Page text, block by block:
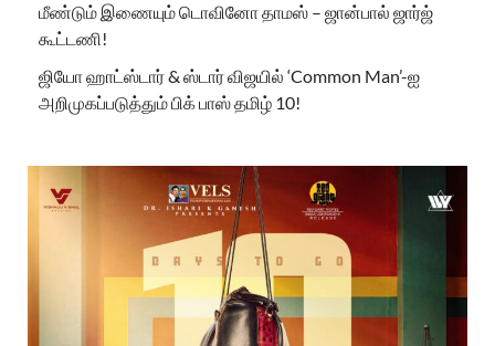
மீண்டும் இணையும் டொவினோ தாமஸ் – ஜான்பால் ஜார்ஜ்
கூட்டணி!
ஜியோ ஹாட்ஸ்டார் & ஸ்டார் விஜயில் ‘Common Man’-ஐ
அறிமுகப்படுத்தும் பிக் பாஸ் தமிழ் 10!